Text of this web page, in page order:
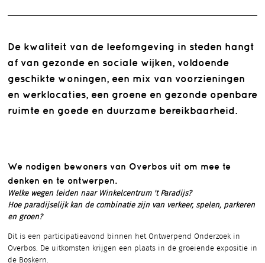
De kwaliteit van de leefomgeving in steden hangt
af van gezonde en sociale wijken, voldoende
geschikte woningen, een mix van voorzieningen
en werklocaties, een groene en gezonde openbare
ruimte en goede en duurzame bereikbaarheid.
We nodigen bewoners van Overbos uit om mee te
denken en te ontwerpen.
Welke wegen leiden naar Winkelcentrum 't Paradijs?
Hoe paradijselijk kan de combinatie zijn van verkeer, spelen, parkeren
en groen?
Dit is een participatieavond binnen het Ontwerpend Onderzoek in
Overbos. De uitkomsten krijgen een plaats in de groeiende expositie in
de Boskern.